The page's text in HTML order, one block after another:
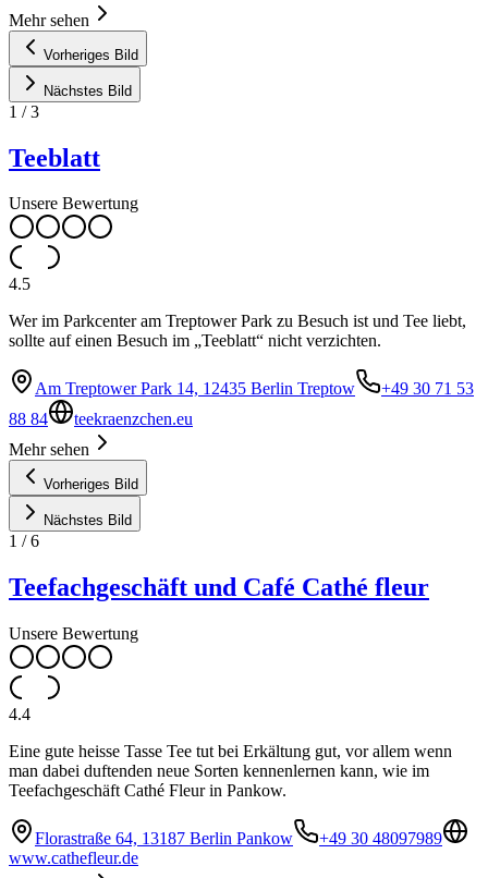
Mehr sehen
Vorheriges Bild
Nächstes Bild
1 /3
Teeblatt
Unsere Bewertung
4.5
Wer im Parkcenter am Treptower Park zu Besuch ist und Tee liebt,
sollte auf einen Besuch im „Teeblatt“ nicht verzichten.
Am Treptower Park 14, 12435 Berlin Treptow
+49 30 71 53
88 84
teekraenzchen.eu
Mehr sehen
Vorheriges Bild
Nächstes Bild
1 /6
Teefachgeschäft und Café Cathé fleur
Unsere Bewertung
4.4
Eine gute heisse Tasse Tee tut bei Erkältung gut, vor allem wenn
man dabei duftenden neue Sorten kennenlernen kann, wie im
Teefachgeschäft Cathé Fleur in Pankow.
Florastraße 64, 13187 Berlin Pankow
+49 30 48097989
www.cathefleur.de